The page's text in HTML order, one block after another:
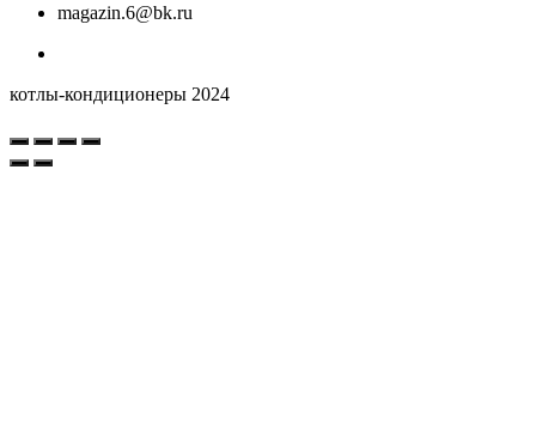
magazin.6@bk.ru
котлы-кондиционеры 2024